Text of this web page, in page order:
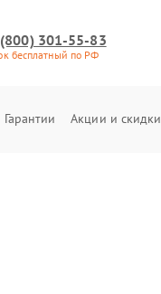
301-55-83
бесплатный по РФ
Гарантии Акции и скидки